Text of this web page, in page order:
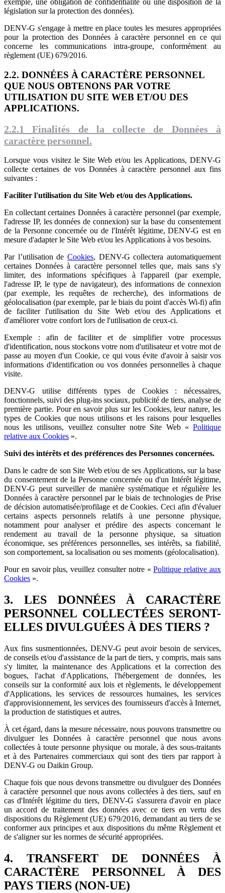
exemple, une obligation de confidentialité ou une disposition de la
législation sur la protection des données).
DENV-G s'engage à mettre en place toutes les mesures appropriées
pour la protection des Données à caractère personnel en ce qui
concerne les communications intra-groupe, conformément au
règlement (UE) 679/2016.
2.2. DONNÉES À CARACTÈRE PERSONNEL
QUE NOUS OBTENONS PAR VOTRE
UTILISATION DU SITE WEB ET/OU DES
APPLICATIONS.
2.2.1 Finalités de la collecte de Données à
caractère personnel.
Lorsque vous visitez le Site Web et/ou les Applications, DENV-G
collecte certaines de vos Données à caractère personnel aux fins
suivantes :
Faciliter l'utilisation du Site Web et/ou des Applications.
En collectant certaines Données à caractère personnel (par exemple,
l'adresse IP, les données de connexion) sur la base du consentement
de la Personne concernée ou de l'Intérêt légitime, DENV-G est en
mesure d'adapter le Site Web et/ou les Applications à vos besoins.
Par l’utilisation de Cookies, DENV-G collectera automatiquement
certaines Données à caractère personnel telles que, mais sans s'y
limiter, des informations spécifiques à l'appareil (par exemple,
l'adresse IP, le type de navigateur), des informations de connexion
(par exemple, les requêtes de recherche), des informations de
géolocalisation (par exemple, par le biais du point d'accès Wi-fi) afin
de faciliter l'utilisation du Site Web et/ou des Applications et
d'améliorer votre confort lors de l'utilisation de ceux-ci.
Exemple : afin de faciliter et de simplifier votre processus
d'identification, nous stockons votre nom d'utilisateur et votre mot de
passe au moyen d'un Cookie, ce qui vous évite d'avoir à saisir vos
informations d'identification ou vos données personnelles à chaque
visite.
DENV-G utilise différents types de Cookies : nécessaires,
fonctionnels, suivi des plug-ins sociaux, publicité de tiers, analyse de
première partie. Pour en savoir plus sur les Cookies, leur nature, les
types de Cookies que nous utilisons et les raisons pour lesquelles
nous les utilisons, veuillez consulter notre Site Web « Politique
relative aux Cookies ».
Suivi des intérêts et des préférences des Personnes concernées.
Dans le cadre de son Site Web et/ou de ses Applications, sur la base
du consentement de la Personne concernée ou d'un Intérêt légitime,
DENV-G peut surveiller de manière systématique et régulière les
Données à caractère personnel par le biais de technologies de Prise
de décision automatisée/profilage et de Cookies. Ceci afin d'évaluer
certains aspects personnels relatifs à une personne physique,
notamment pour analyser et prédire des aspects concernant le
rendement au travail de la personne physique, sa situation
économique, ses préférences personnelles, ses intérêts, sa fiabilité,
son comportement, sa localisation ou ses moments (géolocalisation).
Pour en savoir plus, veuillez consulter notre «Politique relative aux
Cookies ».
3. LES DONNÉES À CARACTÈRE
PERSONNEL COLLECTÉES SERONT-
ELLES DIVULGUÉES À DES TIERS ?
Aux fins susmentionnées, DENV-G peut avoir besoin de services,
de conseils et/ou d'assistance de la part de tiers, y compris, mais sans
s'y limiter, la maintenance des Applications et la correction des
bogues, l'achat d'Applications, l'hébergement de données, les
conseils sur la conformité aux lois et règlements, le développement
d'Applications, les services de ressources humaines, les services
d'approvisionnement, les services des fournisseurs d'accès à Internet,
la production de statistiques et autres.
À cet égard, dans la mesure nécessaire, nous pouvons transmettre ou
divulguer les Données à caractère personnel que nous avons
collectées à toute personne physique ou morale, à des sous-traitants
et à des Partenaires commerciaux qui sont des tiers par rapport à
DENV-G ou Daikin Group.
Chaque fois que nous devons transmettre ou divulguer des Données
à caractère personnel que nous avons collectées à des tiers, sauf en
cas d'Intérêt légitime du tiers, DENV-G s'assurera d'avoir en place
un accord de traitement des données avec ce tiers en vertu des
dispositions du Règlement (UE) 679/2016, demandant au tiers de se
conformer aux principes et aux dispositions du même Règlement et
de s'aligner sur les normes de sécurité appropriées.
4. TRANSFERT DE DONNÉES À
CARACTÈRE PERSONNEL À DES
PAYS TIERS (NON-UE)